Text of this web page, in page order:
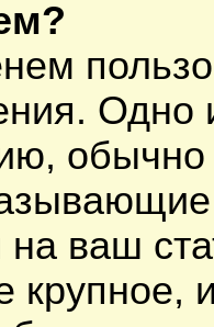
Одно
обычно
на ваш
крупное,